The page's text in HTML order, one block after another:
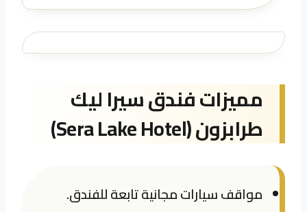
مميزات فندق سيرا ليك
طرابزون (Sera Lake Hotel)
مواقف سيارات مجانية تابعة للفندق.